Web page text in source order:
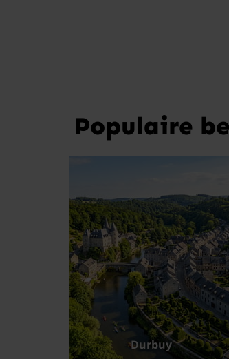
Populaire
Durbuy